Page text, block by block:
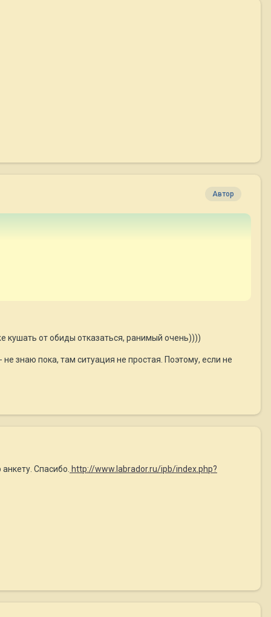
Автор
кушать от обиды отказаться, ранимый очень))))
знаю пока, там ситуация не простая. Поэтому, если не
Спасибо. http://www.labrador.ru/ipb/index.php?